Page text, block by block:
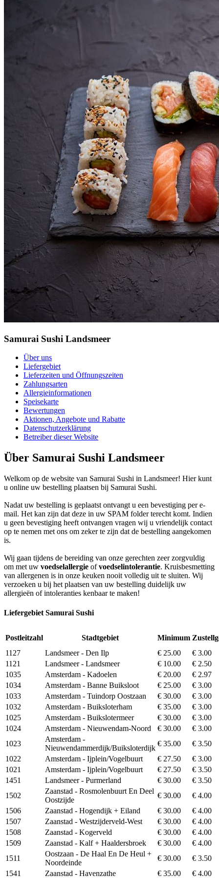
Samurai Sushi Landsmeer
Über uns
Liefergebiet
Lieferzeiten und Öffnungszeiten
Zahlungsarten
Allergieinformationen
Speisekarte
Bewertungen
Aktionen, Angebote und Rabatte
Datenschutzerklärung
Betreiber dieser Website
Über Samurai Sushi Landsmeer
Welkom op de website van Samurai Sushi in Landsmeer! Hier kunt
u online uw bestelling plaatsen bij Samurai Sushi.
Nadat uw bestelling is geplaatst ontvangt u een bevestiging per e-
mail. Het kan zijn dat deze in uw SPAM folder terecht komt. Indien
u geen bevestiging heeft ontvangen vragen wij u vriendelijk contact
op te nemen met ons om zeker te zijn dat de bestelling aangekomen
is.
Wij gaan tijdens de bereiding van onze gerechten zeer zorgvuldig
om met uw voedselallergie ofvoedselintolerantie. Kruisbesmetting
van allergenen is in onze keuken nooit volledig uit te sluiten. Wij
verzoeken u bij het plaatsen van uw bestelling duidelijk uw
allergieën of intoleranties kenbaar te maken!
Liefergebiet Samurai Sushi
Postleitzahl Stadtgebiet Minimum
1127
Landsmeer - Den Ilp € 25.00
€ 3.00
1121
Landsmeer - Landsmeer € 10.00
€ 2.50
1035
Amsterdam - Kadoelen € 20.00
€ 2.97
1034
Amsterdam - Banne Buiksloot € 25.00
€ 3.00
1033
Amsterdam - Tuindorp Oostzaan € 30.00
€ 3.00
1032
Amsterdam - Buiksloterham € 35.00
€ 3.00
1025
Amsterdam - Buikslotermeer € 30.00
€ 3.00
1024
Amsterdam - Nieuwendam-Noord € 30.00
€ 3.00
1023
Amsterdam -
Nieuwendammerdijk/Buiksloterdijk
€ 35.00
€ 3.50
1022
Amsterdam - Ijplein/Vogelbuurt € 27.50
€ 3.00
1021
Amsterdam - Ijplein/Vogelbuurt € 27.50
€ 3.50
1451
Landsmeer - Purmerland € 30.00
€ 3.50
1502
Zaanstad - Rosmolenbuurt En Deel
Oostzijde
€ 30.00
€ 4.00
1506
Zaanstad - Hogendijk + Eiland € 30.00
€ 4.00
1507
Zaanstad - Westzijderveld-West € 30.00
€ 4.00
1508
Zaanstad - Kogerveld € 30.00
€ 4.00
1509
Zaanstad - Kalf + Haaldersbroek € 30.00
€ 4.00
1511
Oostzaan - De Haal En De Heul +
Noordeinde
€ 30.00
€ 3.50
1541
Zaanstad - Havenzathe € 35.00 € 4.00